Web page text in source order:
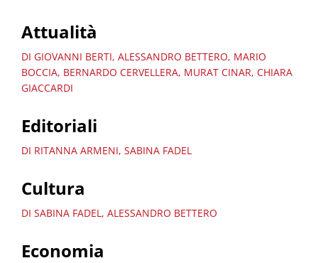
Attualità
DI GIOVANNI BERTI, ALESSANDRO BETTERO, MARIO
BOCCIA, BERNARDO CERVELLERA, MURAT CINAR, CHIARA
GIACCARDI
Editoriali
DI RITANNA ARMENI, SABINA FADEL
Cultura
DI SABINA FADEL, ALESSANDRO BETTERO
Economia